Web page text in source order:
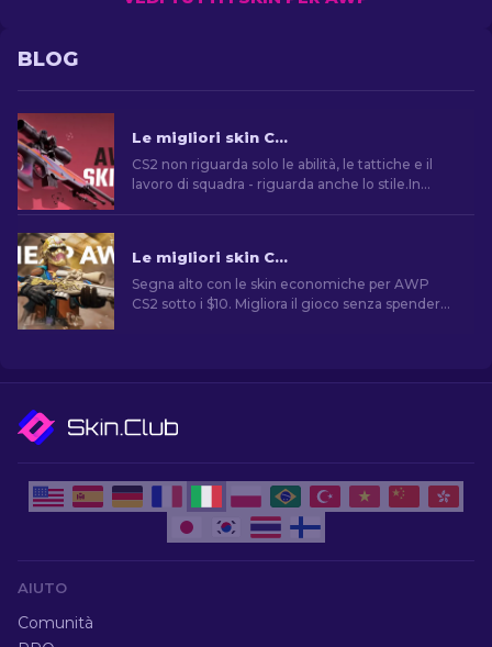
BLOG
Le migliori skin CS2 AWP: La scelta del cecchino [2026]
CS2 non riguarda solo le abilità, le tattiche e il
lavoro di squadra - riguarda anche lo stile.In
di battaglia.
Le migliori skin CS2 AWP sotto i 10 dollari [2026]
Segna alto con le skin economiche per AWP
CS2 sotto i $10. Migliora il gioco senza spendere
AIUTO
Comunità